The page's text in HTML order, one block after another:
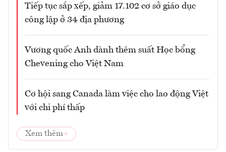
Tiếp tục sắp xếp, giảm 17.102 cơ sở giáo dục
công lập ở 34 địa phương
Vương quốc Anh dành thêm suất Học bổng
Chevening cho Việt Nam
Cơ hội sang Canada làm việc cho lao động Việt
với chi phí thấp
Xem thêm